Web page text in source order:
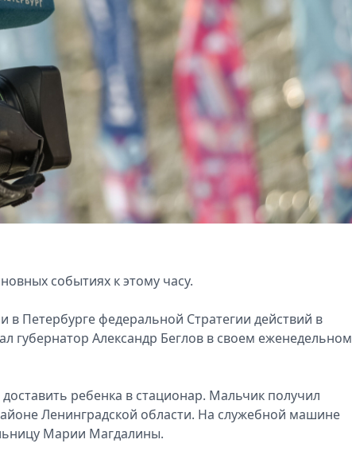
событиях к этому часу.
Петербурге федеральной Стратегии действий в
губернатор Александр Беглов в своем еженедельном
ребенка в стационар. Мальчик получил
Ленинградской области. На служебной машине
Марии Магдалины.